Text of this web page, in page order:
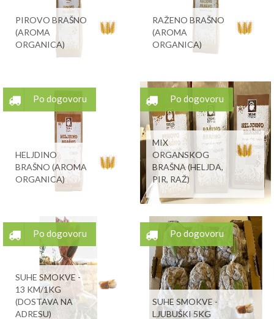
PIROVO BRAŠNO
(AROMA
ORGANICA)
RAŽENO BRAŠNO
(AROMA
ORGANICA)
Po dogovoru
HELJDINO
BRAŠNO (AROMA
ORGANICA)
Po dogovoru
MIX
ORGANSKOG
BRAŠNA (HELJDA,
PIR, RAŽ)
Po dogovoru
SUHE SMOKVE -
13 KM/1KG
(DOSTAVA NA
ADRESU)
Po dogovoru
SUHE SMOKVE -
LJUBUŠKI 5KG